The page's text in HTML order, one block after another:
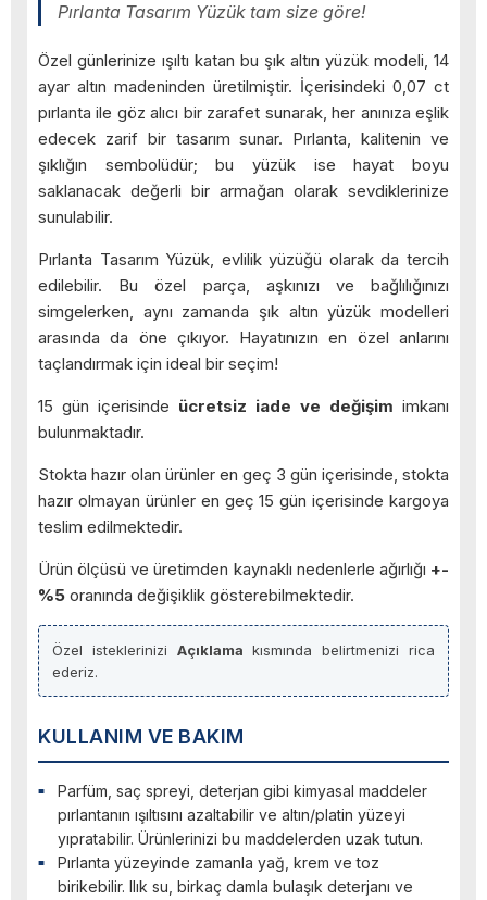
Pırlanta Tasarım Yüzük tam size göre!
Özel günlerinize ışıltı katan bu şık altın yüzük modeli, 14
ayar altın madeninden üretilmiştir. İçerisindeki 0,07 ct
pırlanta ile göz alıcı bir zarafet sunarak, her anınıza eşlik
edecek zarif bir tasarım sunar. Pırlanta, kalitenin ve
şıklığın sembolüdür; bu yüzük ise hayat boyu
saklanacak değerli bir armağan olarak sevdiklerinize
sunulabilir.
Pırlanta Tasarım Yüzük, evlilik yüzüğü olarak da tercih
edilebilir. Bu özel parça, aşkınızı ve bağlılığınızı
simgelerken, aynı zamanda şık altın yüzük modelleri
arasında da öne çıkıyor. Hayatınızın en özel anlarını
taçlandırmak için ideal bir seçim!
15 gün içerisinde ücretsiz iade ve değişim imkanı
bulunmaktadır.
Stokta hazır olan ürünler en geç 3 gün içerisinde, stokta
hazır olmayan ürünler en geç 15 gün içerisinde kargoya
teslim edilmektedir.
Ürün ölçüsü ve üretimden kaynaklı nedenlerle ağırlığı +-
%5 oranında değişiklik gösterebilmektedir.
Özel isteklerinizi Açıklama kısmında belirtmenizi rica
ederiz.
KULLANIM VE BAKIM
Parfüm, saç spreyi, deterjan gibi kimyasal maddeler
pırlantanın ışıltısını azaltabilir ve altın/platin yüzeyi
yıpratabilir. Ürünlerinizi bu maddelerden uzak tutun.
Pırlanta yüzeyinde zamanla yağ, krem ve toz
birikebilir. Ilık su, birkaç damla bulaşık deterjanı ve